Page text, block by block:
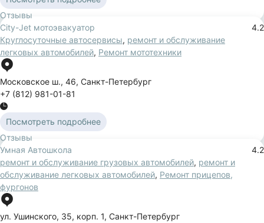
Отзывы
City-Jet мотоэвакуатор
4.2
Круглосуточные автосервисы, ремонт и обслуживание
легковых автомобилей, Ремонт мототехники
Московское ш., 46, Санкт-Петербург
+7 (812) 981-01-81
Посмотреть подробнее
Отзывы
Умная Автошкола
4.2
ремонт и обслуживание грузовых автомобилей, ремонт и
обслуживание легковых автомобилей, Ремонт прицепов,
фургонов
ул. Ушинского, 35, корп. 1, Санкт-Петербург